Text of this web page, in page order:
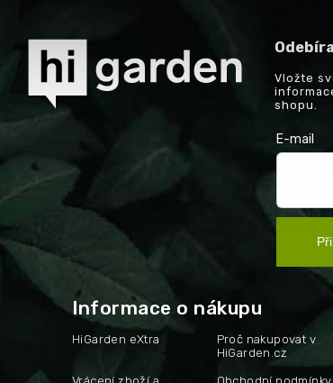
Vložte
shopu.
E-mail
Informace o nákupu
HiGarden eXtra
Proč nakupovat v
HiGarden.cz